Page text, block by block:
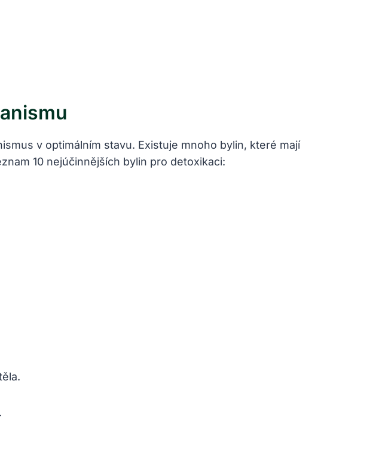
v optimálním stavu. Existuje mnoho bylin, které mají
10 nejúčinnějších bylin pro detoxikaci: